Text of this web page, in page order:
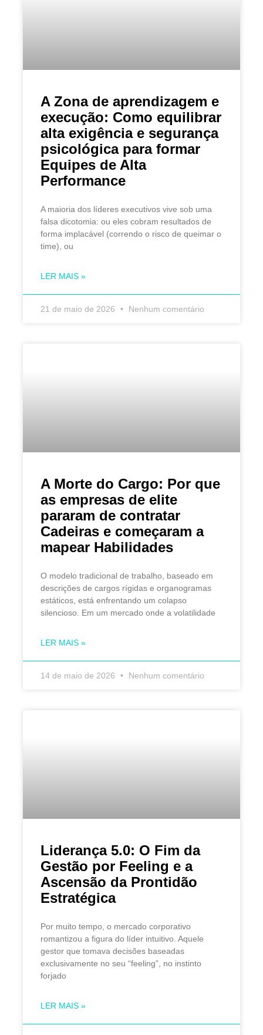
A Zona de aprendizagem e
execução: Como equilibrar
alta exigência e segurança
psicológica para formar
Equipes de Alta
Performance
A maioria dos líderes executivos vive sob uma
falsa dicotomia: ou eles cobram resultados de
forma implacável (correndo o risco de queimar o
time), ou
LER MAIS »
21 de maio de 2026 Nenhum comentário
A Morte do Cargo: Por que
as empresas de elite
pararam de contratar
Cadeiras e começaram a
mapear Habilidades
O modelo tradicional de trabalho, baseado em
descrições de cargos rígidas e organogramas
estáticos, está enfrentando um colapso
silencioso. Em um mercado onde a volatilidade
LER MAIS »
14 de maio de 2026 Nenhum comentário
Liderança 5.0: O Fim da
Gestão por Feeling e a
Ascensão da Prontidão
Estratégica
Por muito tempo, o mercado corporativo
romantizou a figura do líder intuitivo. Aquele
gestor que tomava decisões baseadas
exclusivamente no seu “feeling”, no instinto
forjado
LER MAIS »